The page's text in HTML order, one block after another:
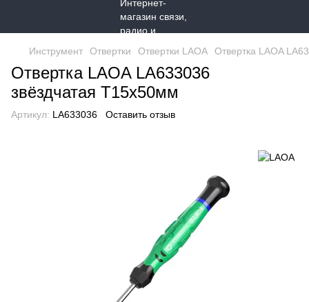
Инструмент Отвертки Отвертки LAOA Отвертка LAOA
Отвертка LAOA LA633036
звёздчатая T15x50мм
Артикул: LA633036 Оставить отзыв